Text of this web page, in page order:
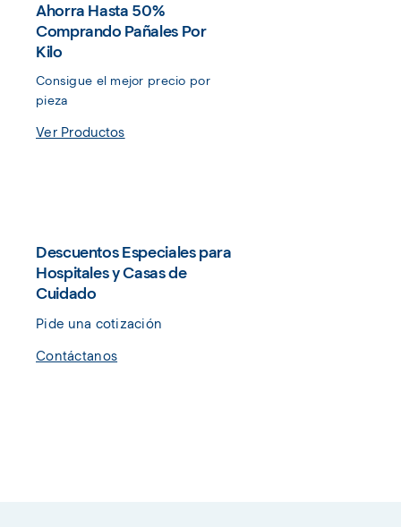
Ahorra Hasta 50%
Comprando Pañales Por
Kilo
Consigue el mejor precio por
pieza
Ver Productos
Descuentos Especiales para
Hospitales y Casas de
Cuidado
Pide una cotización
Contáctanos